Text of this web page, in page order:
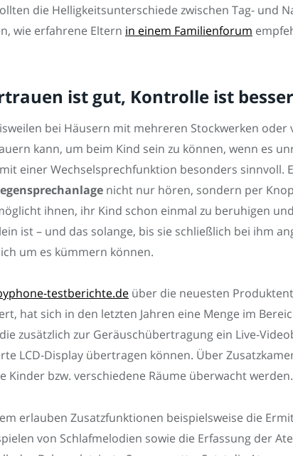
die Helligkeitsunterschiede zwischen Tag- und
wie erfahrene Eltern in einem Familienforum
ist gut, Kontrolle ist besser
bei Häusern mit mehreren Stockwerken
kann, um beim Kind sein zu können, wenn es
einer Wechselsprechfunktion besonders sinnvoll.
nicht nur hören, sondern per
ihnen, ihr Kind schon einmal zu beruhigen
ist – und das solange, bis sie schließlich bei ihm
um es kümmern können.
testberichte.de über die neuesten
hat sich in den letzten Jahren eine Menge im
zusätzlich zur Geräuschübertragung ein Live-
LCD-Display übertragen können. Über
Kinder bzw. verschiedene Räume überwacht werden.
erlauben Zusatzfunktionen beispielsweise die
von Schlafmelodien sowie die Erfassung der